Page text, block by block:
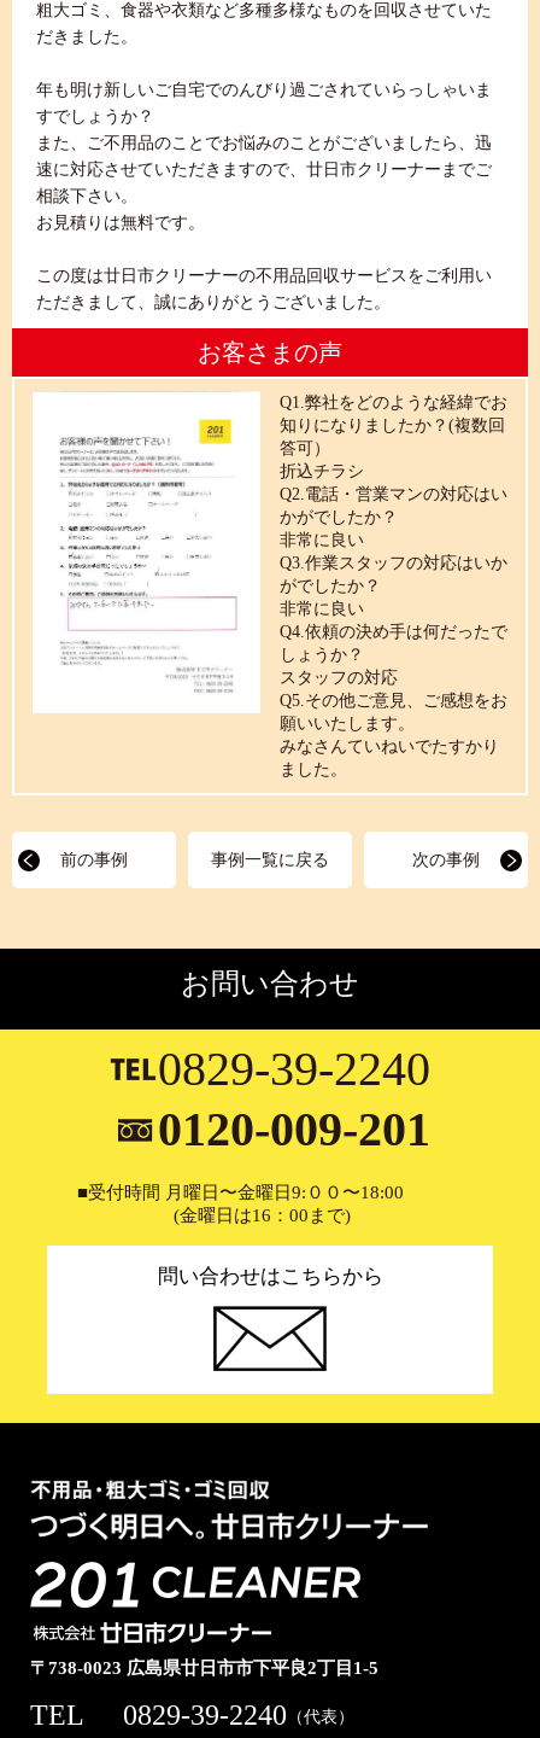
粗大ゴミ、食器や衣類など多種多様なものを回収させていた
だきました。
年も明け新しいご自宅でのんびり過ごされていらっしゃいま
すでしょうか？
また、ご不用品のことでお悩みのことがございましたら、迅
速に対応させていただきますので、廿日市クリーナーまでご
相談下さい。
お見積りは無料です。
この度は廿日市クリーナーの不用品回収サービスをご利用い
ただきまして、誠にありがとうございました。
お客さまの声
Q1.弊社をどのような経緯でお
知りになりましたか？(複数回
答可）
折込チラシ
Q2.電話・営業マンの対応はい
かがでしたか？
非常に良い
Q3.作業スタッフの対応はいか
がでしたか？
非常に良い
Q4.依頼の決め手は何だったで
しょうか？
スタッフの対応
Q5.その他ご意見、ご感想をお
願いいたします。
みなさんていねいでたすかり
ました。
前の事例 事例一覧に戻る 次の事例
お問い合わせ
0829-39-2240
0120-009-201
■受付時間 月曜日〜金曜日9:００〜18:00
(金曜日は16：00まで)
問い合わせはこちらから
〒738-0023 広島県廿日市市下平良2丁目1-5
TEL 0829-39-2240 （代表）